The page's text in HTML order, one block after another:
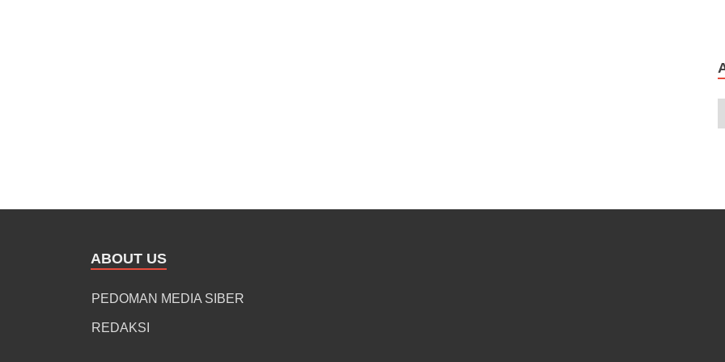
ABOUT US
PEDOMAN MEDIA SIBER
REDAKSI